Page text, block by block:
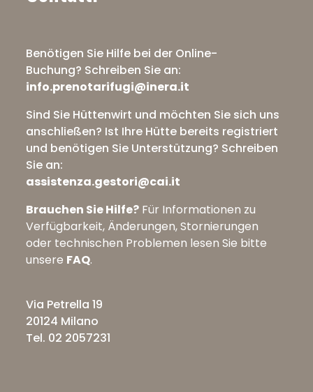
Benötigen Sie Hilfe bei der Online-
Buchung? Schreiben Sie an:
info.prenotarifugi@inera.it
Sind Sie Hüttenwirt und möchten Sie sich uns
anschließen? Ist Ihre Hütte bereits registriert
und benötigen Sie Unterstützung? Schreiben
Sie an:
assistenza.gestori@cai.it
Brauchen Sie Hilfe? Für Informationen zu
Verfügbarkeit, Änderungen, Stornierungen
oder technischen Problemen lesen Sie bitte
unsere FAQ.
Via Petrella 19
20124 Milano
Tel. 02 2057231